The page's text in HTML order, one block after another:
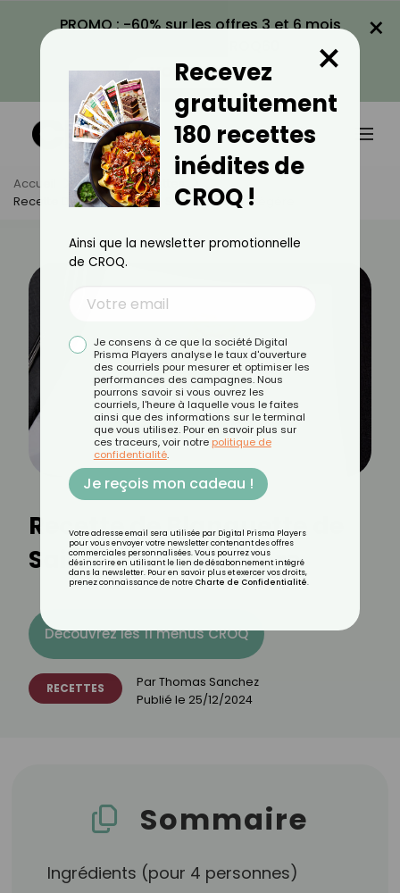
PROMO : -60% sur les offres 3 et 6 mois
VOIR LA PROMO
×
Accueil Actus
Recettes
Recette De Blanquette De Saint-Jacques Légère
Recette de Blanquette de
Saint-Jacques légère
Découvrez les 11 menus CROQ
RECETTES ParThomas Sanchez
Publié le 25/12/2024
Sommaire
Ingrédients (pour 4 personnes)
Recevez
gratuitement
180 recettes
inédites de
CROQ !
×
Ainsi que la newsletter promotionnelle
de CROQ.
Je consens à ce que la société Digital
Prisma Players analyse le taux d'ouverture
des courriels pour mesurer et optimiser les
performances des campagnes. Nous
pourrons savoir si vous ouvrez les
courriels, l'heure à laquelle vous le faites
ainsi que des informations sur le terminal
que vous utilisez. Pour en savoir plus sur
ces traceurs, voir notre politique de
confidentialité.
Je reçois mon cadeau !
Votre adresse email sera utilisée par Digital Prisma Players
pour vous envoyer votre newsletter contenant des offres
commerciales personnalisées. Vous pourrez vous
désinscrire en utilisant le lien de désabonnement intégré
dans la newsletter. Pour en savoir plus et exercer vos droits,
prenez connaissance de notre Charte de Confidentialité.